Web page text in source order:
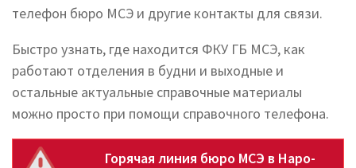
телефон бюро МСЭ и другие контакты для связи.
Быстро узнать, где находится ФКУ ГБ МСЭ, как
работают отделения в будни и выходные и
остальные актуальные справочные материалы
можно просто при помощи справочного телефона.
Горячая линия бюро МСЭ в Наро-